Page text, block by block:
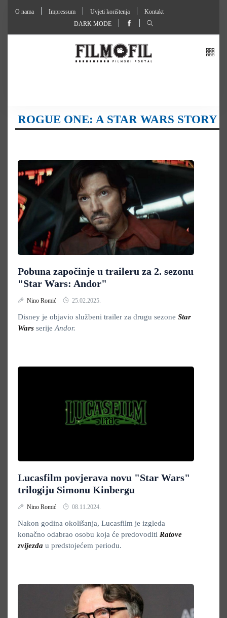
O nama Impressum Uvjeti korištenja
Kontakt
DARK MODE
ROGUE ONE: A STAR WARS STORY
Pobuna započinje u traileru za 2. sezonu
"Star Wars: Andor"
Nino Romić 25.02.2025.
Disney je objavio službeni trailer za drugu sezone Star
Wars serije Andor.
Lucasfilm povjerava novu "Star Wars"
trilogiju Simonu Kinbergu
Nino Romić 08.11.2024.
Nakon godina okolišanja, Lucasfilm je izgleda
konačno odabrao osobu koja će predovoditi Ratove
zvijezda u predstojećem periodu.